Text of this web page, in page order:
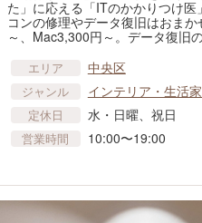
た」に応える「ITのかかりつけ
コンの修理やデータ復旧はおま
～、Mac3,300円～。データ復旧
エリア 中央区
ジャンル インテリア・生活
定休日 水・日曜、祝日
営業時間 10:00〜19:00